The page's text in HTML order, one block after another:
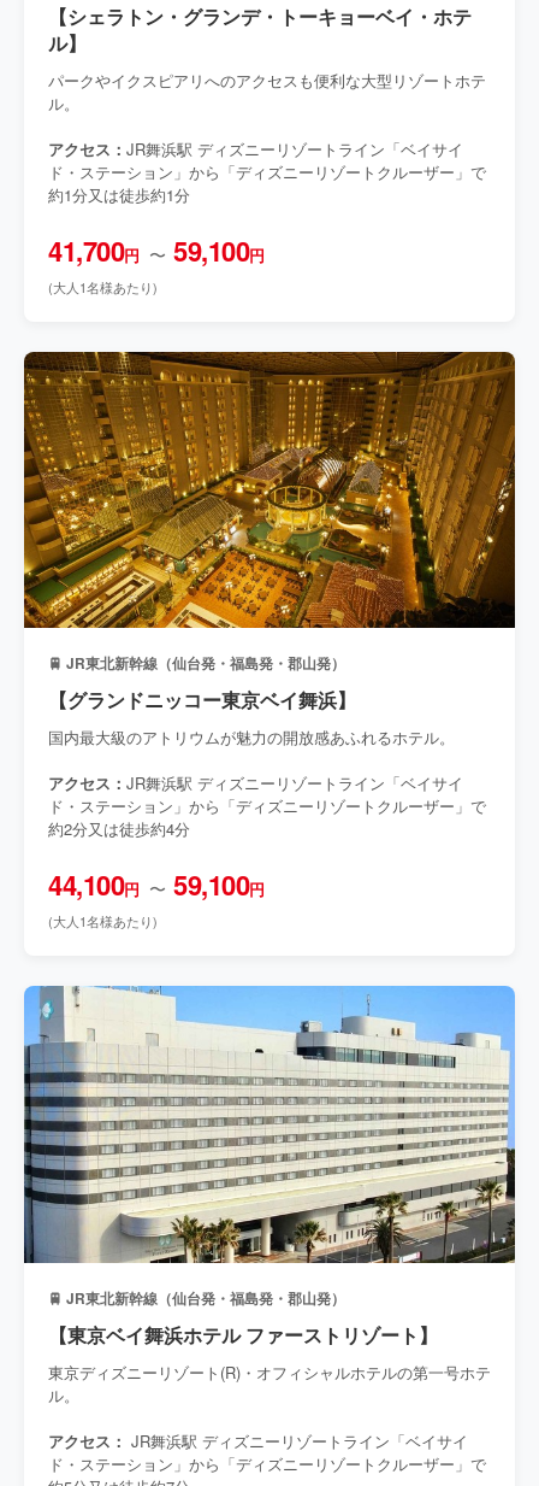
【シェラトン・グランデ・トーキョーベイ・ホテ
ル】
パークやイクスピアリへのアクセスも便利な大型リゾートホテ
ル。
アクセス： JR舞浜駅 ディズニーリゾートライン「ベイサイ
ド・ステーション」から「ディズニーリゾートクルーザー」で
約1分又は徒歩約1分
41,700円 〜 59,100円
(大人1名様あたり)
🚆 JR東北新幹線（仙台発・福島発・郡山発）
【グランドニッコー東京ベイ舞浜】
国内最大級のアトリウムが魅力の開放感あふれるホテル。
アクセス： JR舞浜駅 ディズニーリゾートライン「ベイサイ
ド・ステーション」から「ディズニーリゾートクルーザー」で
約2分又は徒歩約4分
44,100円 〜 59,100円
(大人1名様あたり)
🚆 JR東北新幹線（仙台発・福島発・郡山発）
【東京ベイ舞浜ホテル ファーストリゾート】
東京ディズニーリゾート(R)・オフィシャルホテルの第一号ホテ
ル。
アクセス： JR舞浜駅 ディズニーリゾートライン「ベイサイ
ド・ステーション」から「ディズニーリゾートクルーザー」で